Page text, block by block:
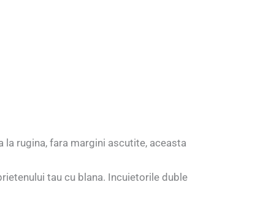
rugina, fara margini ascutite, aceasta
tau cu blana. Incuietorile duble